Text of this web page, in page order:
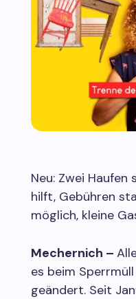
Neu: Zwei
hilft, Gebühren
möglich, kleine
Mechernich –
es beim
geändert. Seit